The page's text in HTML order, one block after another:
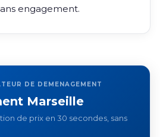
engagement.
DE DEMENAGEMENT
Marseille
de prix en 30 secondes, sans